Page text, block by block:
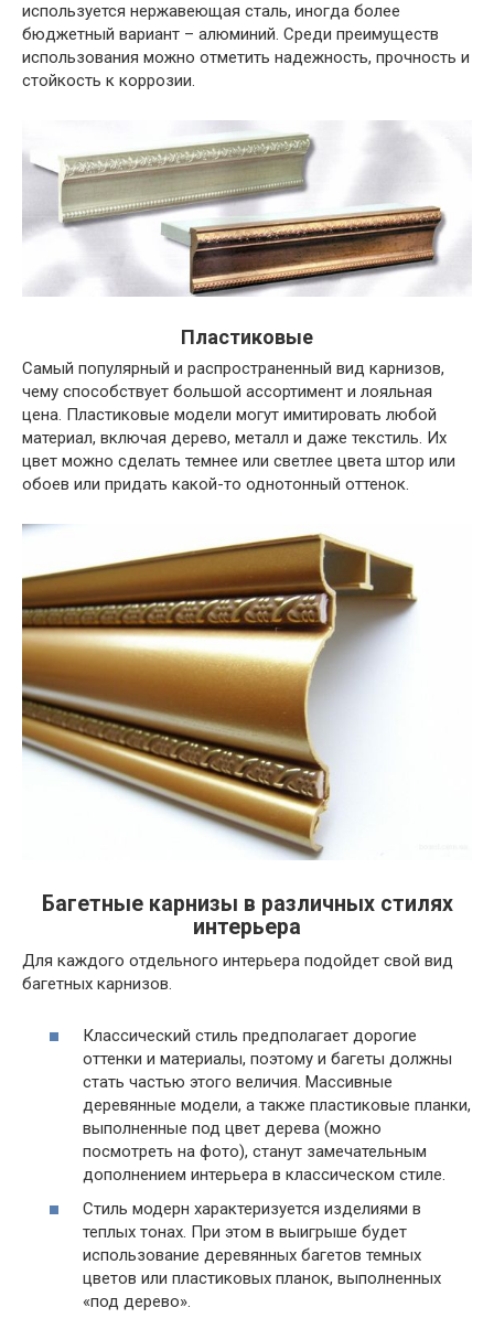
используется нержавеющая сталь, иногда более
бюджетный вариант – алюминий. Среди преимуществ
использования можно отметить надежность, прочность и
стойкость к коррозии.
Пластиковые
Самый популярный и распространенный вид карнизов,
чему способствует большой ассортимент и лояльная
цена. Пластиковые модели могут имитировать любой
материал, включая дерево, металл и даже текстиль. Их
цвет можно сделать темнее или светлее цвета штор или
обоев или придать какой-то однотонный оттенок.
Багетные карнизы в различных стилях
интерьера
Для каждого отдельного интерьера подойдет свой вид
багетных карнизов.
Классический стиль предполагает дорогие
оттенки и материалы, поэтому и багеты должны
стать частью этого величия. Массивные
деревянные модели, а также пластиковые планки,
выполненные под цвет дерева (можно
посмотреть на фото), станут замечательным
дополнением интерьера в классическом стиле.
Стиль модерн характеризуется изделиями в
теплых тонах. При этом в выигрыше будет
использование деревянных багетов темных
цветов или пластиковых планок, выполненных
«под дерево».